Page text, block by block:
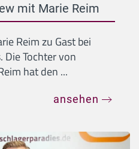
mit Marie Reim
Reim zu Gast bei
Die Tochter von
hat den ...
ansehen